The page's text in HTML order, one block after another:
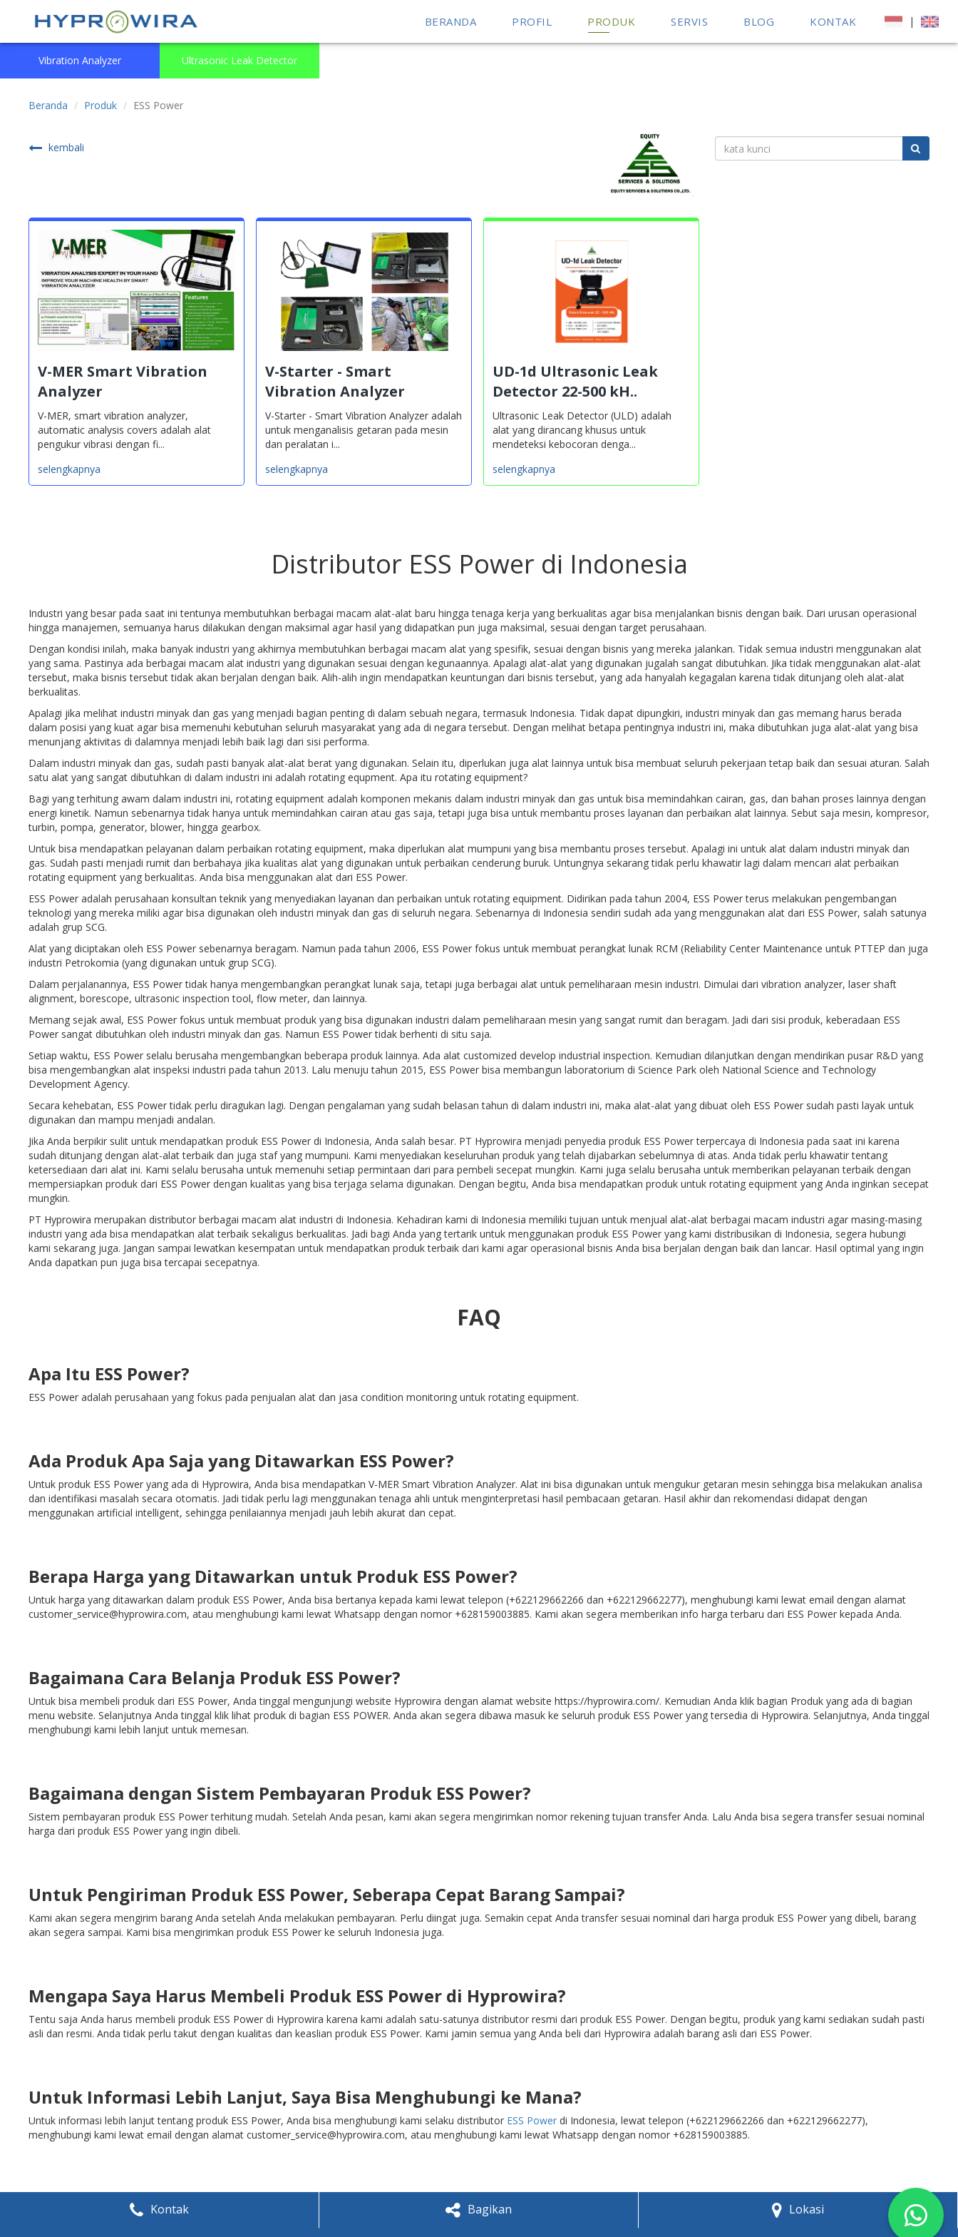
BERANDA PROFIL PRODUK SERVIS BLOG KONTAK |
Vibration Analyzer Ultrasonic Leak Detector
Beranda Produk ESS Power
kembali
V-MER Smart Vibration
Analyzer
V-MER, smart vibration analyzer,
automatic analysis covers adalah alat
pengukur vibrasi dengan fi...
selengkapnya
V-Starter - Smart
Vibration Analyzer
V-Starter - Smart Vibration Analyzer adalah
untuk menganalisis getaran pada mesin
dan peralatan i...
selengkapnya
UD-1d Ultrasonic Leak
Detector 22-500 kH..
Ultrasonic Leak Detector (ULD) adalah
alat yang dirancang khusus untuk
mendeteksi kebocoran denga...
selengkapnya
Distributor ESS Power di Indonesia
Industri yang besar pada saat ini tentunya membutuhkan berbagai macam alat-alat baru hingga tenaga kerja yang berkualitas agar bisa menjalankan bisnis dengan baik. Dari urusan operasional
hingga manajemen, semuanya harus dilakukan dengan maksimal agar hasil yang didapatkan pun juga maksimal, sesuai dengan target perusahaan.
Dengan kondisi inilah, maka banyak industri yang akhirnya membutuhkan berbagai macam alat yang spesifik, sesuai dengan bisnis yang mereka jalankan. Tidak semua industri menggunakan alat
yang sama. Pastinya ada berbagai macam alat industri yang digunakan sesuai dengan kegunaannya. Apalagi alat-alat yang digunakan jugalah sangat dibutuhkan. Jika tidak menggunakan alat-alat
tersebut, maka bisnis tersebut tidak akan berjalan dengan baik. Alih-alih ingin mendapatkan keuntungan dari bisnis tersebut, yang ada hanyalah kegagalan karena tidak ditunjang oleh alat-alat
berkualitas.
Apalagi jika melihat industri minyak dan gas yang menjadi bagian penting di dalam sebuah negara, termasuk Indonesia. Tidak dapat dipungkiri, industri minyak dan gas memang harus berada
dalam posisi yang kuat agar bisa memenuhi kebutuhan seluruh masyarakat yang ada di negara tersebut. Dengan melihat betapa pentingnya industri ini, maka dibutuhkan juga alat-alat yang bisa
menunjang aktivitas di dalamnya menjadi lebih baik lagi dari sisi performa.
Dalam industri minyak dan gas, sudah pasti banyak alat-alat berat yang digunakan. Selain itu, diperlukan juga alat lainnya untuk bisa membuat seluruh pekerjaan tetap baik dan sesuai aturan. Salah
satu alat yang sangat dibutuhkan di dalam industri ini adalah rotating equpment. Apa itu rotating equipment?
Bagi yang terhitung awam dalam industri ini, rotating equipment adalah komponen mekanis dalam industri minyak dan gas untuk bisa memindahkan cairan, gas, dan bahan proses lainnya dengan
energi kinetik. Namun sebenarnya tidak hanya untuk memindahkan cairan atau gas saja, tetapi juga bisa untuk membantu proses layanan dan perbaikan alat lainnya. Sebut saja mesin, kompresor,
turbin, pompa, generator, blower, hingga gearbox.
Untuk bisa mendapatkan pelayanan dalam perbaikan rotating equipment, maka diperlukan alat mumpuni yang bisa membantu proses tersebut. Apalagi ini untuk alat dalam industri minyak dan
gas. Sudah pasti menjadi rumit dan berbahaya jika kualitas alat yang digunakan untuk perbaikan cenderung buruk. Untungnya sekarang tidak perlu khawatir lagi dalam mencari alat perbaikan
rotating equipment yang berkualitas. Anda bisa menggunakan alat dari ESS Power.
ESS Power adalah perusahaan konsultan teknik yang menyediakan layanan dan perbaikan untuk rotating equipment. Didirikan pada tahun 2004, ESS Power terus melakukan pengembangan
teknologi yang mereka miliki agar bisa digunakan oleh industri minyak dan gas di seluruh negara. Sebenarnya di Indonesia sendiri sudah ada yang menggunakan alat dari ESS Power, salah satunya
adalah grup SCG.
Alat yang diciptakan oleh ESS Power sebenarnya beragam. Namun pada tahun 2006, ESS Power fokus untuk membuat perangkat lunak RCM (Reliability Center Maintenance untuk PTTEP dan juga
industri Petrokomia (yang digunakan untuk grup SCG).
Dalam perjalanannya, ESS Power tidak hanya mengembangkan perangkat lunak saja, tetapi juga berbagai alat untuk pemeliharaan mesin industri. Dimulai dari vibration analyzer, laser shaft
alignment, borescope, ultrasonic inspection tool, flow meter, dan lainnya.
Memang sejak awal, ESS Power fokus untuk membuat produk yang bisa digunakan industri dalam pemeliharaan mesin yang sangat rumit dan beragam. Jadi dari sisi produk, keberadaan ESS
Power sangat dibutuhkan oleh industri minyak dan gas. Namun ESS Power tidak berhenti di situ saja.
Setiap waktu, ESS Power selalu berusaha mengembangkan beberapa produk lainnya. Ada alat customized develop industrial inspection. Kemudian dilanjutkan dengan mendirikan pusar R&D yang
bisa mengembangkan alat inspeksi industri pada tahun 2013. Lalu menuju tahun 2015, ESS Power bisa membangun laboratorium di Science Park oleh National Science and Technology
Development Agency.
Secara kehebatan, ESS Power tidak perlu diragukan lagi. Dengan pengalaman yang sudah belasan tahun di dalam industri ini, maka alat-alat yang dibuat oleh ESS Power sudah pasti layak untuk
digunakan dan mampu menjadi andalan.
Jika Anda berpikir sulit untuk mendapatkan produk ESS Power di Indonesia, Anda salah besar. PT Hyprowira menjadi penyedia produk ESS Power terpercaya di Indonesia pada saat ini karena
sudah ditunjang dengan alat-alat terbaik dan juga staf yang mumpuni. Kami menyediakan keseluruhan produk yang telah dijabarkan sebelumnya di atas. Anda tidak perlu khawatir tentang
ketersediaan dari alat ini. Kami selalu berusaha untuk memenuhi setiap permintaan dari para pembeli secepat mungkin. Kami juga selalu berusaha untuk memberikan pelayanan terbaik dengan
mempersiapkan produk dari ESS Power dengan kualitas yang bisa terjaga selama digunakan. Dengan begitu, Anda bisa mendapatkan produk untuk rotating equipment yang Anda inginkan secepat
mungkin.
PT Hyprowira merupakan distributor berbagai macam alat industri di Indonesia. Kehadiran kami di Indonesia memiliki tujuan untuk menjual alat-alat berbagai macam industri agar masing-masing
industri yang ada bisa mendapatkan alat terbaik sekaligus berkualitas. Jadi bagi Anda yang tertarik untuk menggunakan produk ESS Power yang kami distribusikan di Indonesia, segera hubungi
kami sekarang juga. Jangan sampai lewatkan kesempatan untuk mendapatkan produk terbaik dari kami agar operasional bisnis Anda bisa berjalan dengan baik dan lancar. Hasil optimal yang ingin
Anda dapatkan pun juga bisa tercapai secepatnya.
FAQ
Apa Itu ESS Power?
ESS Power adalah perusahaan yang fokus pada penjualan alat dan jasa condition monitoring untuk rotating equipment.
Ada Produk Apa Saja yang Ditawarkan ESS Power?
Untuk produk ESS Power yang ada di Hyprowira, Anda bisa mendapatkan V-MER Smart Vibration Analyzer. Alat ini bisa digunakan untuk mengukur getaran mesin sehingga bisa melakukan analisa
dan identifikasi masalah secara otomatis. Jadi tidak perlu lagi menggunakan tenaga ahli untuk menginterpretasi hasil pembacaan getaran. Hasil akhir dan rekomendasi didapat dengan
menggunakan artificial intelligent, sehingga penilaiannya menjadi jauh lebih akurat dan cepat.
Berapa Harga yang Ditawarkan untuk Produk ESS Power?
Untuk harga yang ditawarkan dalam produk ESS Power, Anda bisa bertanya kepada kami lewat telepon (+622129662266 dan +622129662277), menghubungi kami lewat email dengan alamat
customer_service@hyprowira.com, atau menghubungi kami lewat Whatsapp dengan nomor +628159003885. Kami akan segera memberikan info harga terbaru dari ESS Power kepada Anda.
Bagaimana Cara Belanja Produk ESS Power?
Untuk bisa membeli produk dari ESS Power, Anda tinggal mengunjungi website Hyprowira dengan alamat website https://hyprowira.com/. Kemudian Anda klik bagian Produk yang ada di bagian
menu website. Selanjutnya Anda tinggal klik lihat produk di bagian ESS POWER. Anda akan segera dibawa masuk ke seluruh produk ESS Power yang tersedia di Hyprowira. Selanjutnya, Anda tinggal
menghubungi kami lebih lanjut untuk memesan.
Bagaimana dengan Sistem Pembayaran Produk ESS Power?
Sistem pembayaran produk ESS Power terhitung mudah. Setelah Anda pesan, kami akan segera mengirimkan nomor rekening tujuan transfer Anda. Lalu Anda bisa segera transfer sesuai nominal
harga dari produk ESS Power yang ingin dibeli.
Untuk Pengiriman Produk ESS Power, Seberapa Cepat Barang Sampai?
Kami akan segera mengirim barang Anda setelah Anda melakukan pembayaran. Perlu diingat juga. Semakin cepat Anda transfer sesuai nominal dari harga produk ESS Power yang dibeli, barang
akan segera sampai. Kami bisa mengirimkan produk ESS Power ke seluruh Indonesia juga.
Mengapa Saya Harus Membeli Produk ESS Power di Hyprowira?
Tentu saja Anda harus membeli produk ESS Power di Hyprowira karena kami adalah satu-satunya distributor resmi dari produk ESS Power. Dengan begitu, produk yang kami sediakan sudah pasti
asli dan resmi. Anda tidak perlu takut dengan kualitas dan keaslian produk ESS Power. Kami jamin semua yang Anda beli dari Hyprowira adalah barang asli dari ESS Power.
Untuk Informasi Lebih Lanjut, Saya Bisa Menghubungi ke Mana?
Untuk informasi lebih lanjut tentang produk ESS Power, Anda bisa menghubungi kami selaku distributor ESS Power di Indonesia, lewat telepon (+622129662266 dan +622129662277),
menghubungi kami lewat email dengan alamat customer_service@hyprowira.com, atau menghubungi kami lewat Whatsapp dengan nomor +628159003885.
Kontak Bagikan Lokasi